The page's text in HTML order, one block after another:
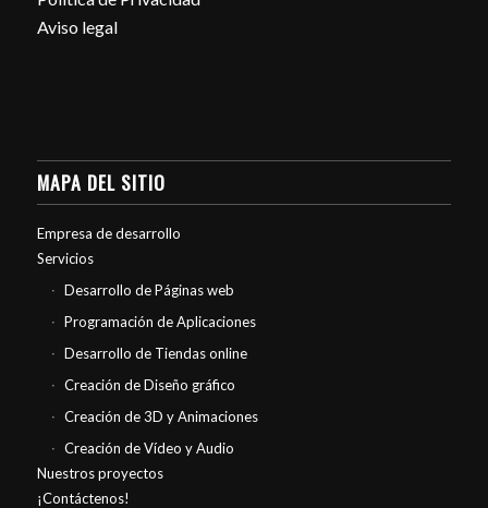
Aviso legal
MAPA DEL SITIO
Empresa de desarrollo
Servicios
Desarrollo de Páginas web
Programación de Aplicaciones
Desarrollo de Tiendas online
Creación de Diseño gráfico
Creación de 3D y Animaciones
Creación de Vídeo y Audio
Nuestros proyectos
¡Contáctenos!